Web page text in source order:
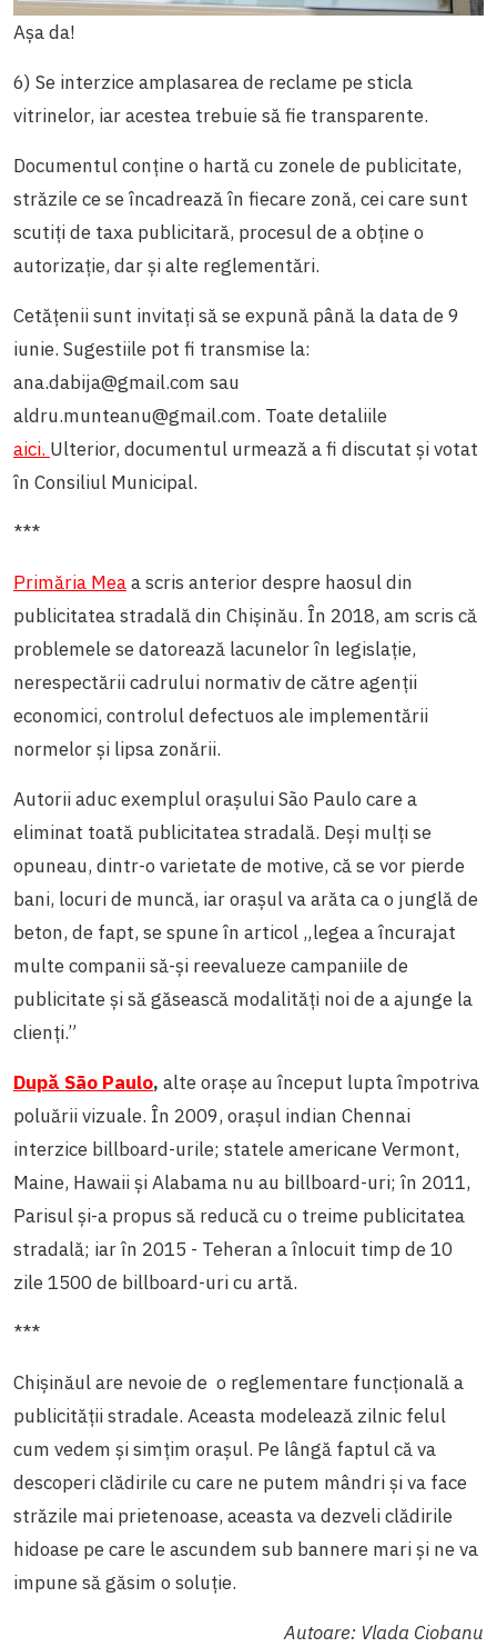
Așa da!
6) Se interzice amplasarea de reclame pe sticla
vitrinelor, iar acestea trebuie să fie transparente.
Documentul conține o hartă cu zonele de publicitate,
străzile ce se încadrează în fiecare zonă, cei care sunt
scutiți de taxa publicitară, procesul de a obține o
autorizație, dar și alte reglementări.
Cetățenii sunt invitați să se expună până la data de 9
iunie. Sugestiile pot fi transmise la:
ana.dabija@gmail.com sau
aldru.munteanu@gmail.com. Toate detaliile
aici. Ulterior, documentul urmează a fi discutat și votat
în Consiliul Municipal.
***
Primăria Meaa scris anterior despre haosul din
publicitatea stradală din Chișinău. În 2018, am scris că
problemele se datorează lacunelor în legislație,
nerespectării cadrului normativ de către agenții
economici, controlul defectuos ale implementării
normelor și lipsa zonării.
Autorii aduc exemplul orașuluiSão Paulocare a
eliminat toată publicitatea stradală. Deși mulți se
opuneau, dintr-o varietate de motive, că se vor pierde
bani, locuri de muncă, iar orașul va arăta ca o junglă de
beton, de fapt, se spune în articol „legea a încurajat
multe companii să-și reevalueze campaniile de
publicitate și să găsească modalități noi de a ajunge la
clienți.”
După São Paulo, alte orașe au început lupta împotriva
poluării vizuale. În 2009, orașul indian Chennai
interzice billboard-urile; statele americane Vermont,
Maine, Hawaii și Alabama nu au billboard-uri; în 2011,
Parisul și-a propus să reducă cu o treime publicitatea
stradală; iar în 2015 - Teheran a înlocuit timp de 10
zile 1500 de billboard-uri cu artă.
***
Chișinăul are nevoie de o reglementare funcțională a
publicității stradale. Aceasta modelează zilnic felul
cum vedem și simțim orașul. Pe lângă faptul că va
descoperi clădirile cu care ne putem mândri și va face
străzile mai prietenoase, aceasta va dezveli clădirile
hidoase pe care le ascundem sub bannere mari și ne va
impune să găsim o soluție.
Autoare: Vlada Ciobanu